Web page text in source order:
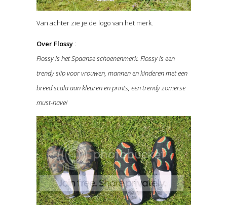
Van achter zie je de logo van het merk.
Over Flossy :
Flossy is het Spaanse schoenenmerk. Flossy is een
trendy slip voor vrouwen, mannen en kinderen met een
breed scala aan kleuren en prints, een trendy zomerse
must-have!